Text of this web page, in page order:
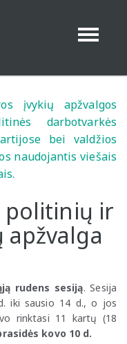
Toggle
įvykių apžvalgos
darbotvarkės
bei valdžios
naudojantis viešais
politinių ir
rudens sesiją. Sesija
iki sausio 14 d., o jos
rinktasi 11 kartų (18
kovo 10 d.